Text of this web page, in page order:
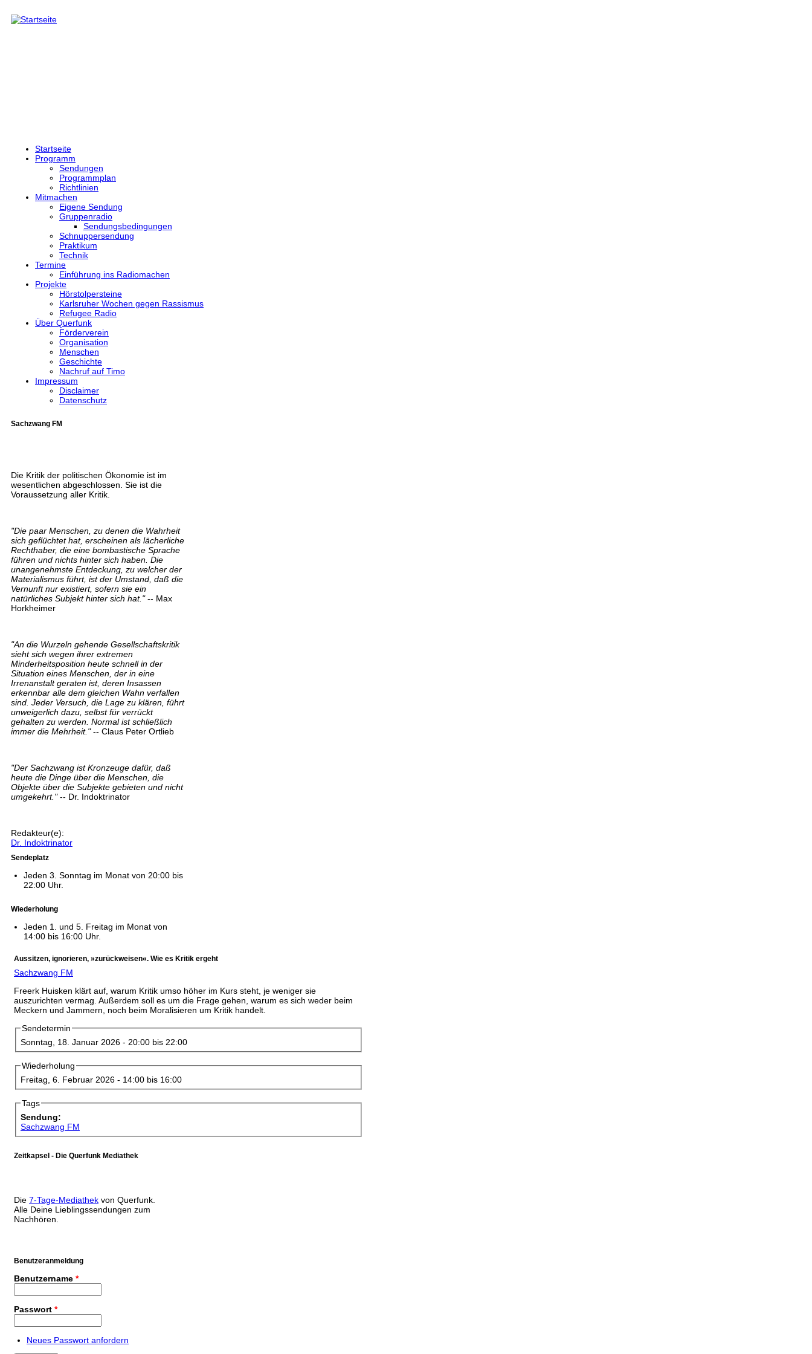
Direkt zum Inhalt
Startseite
Programm
Sendungen
Programmplan
Richtlinien
Mitmachen
Eigene Sendung
Gruppenradio
Sendungsbedingungen
Schnuppersendung
Praktikum
Technik
Termine
Einführung ins Radiomachen
Projekte
Hörstolpersteine
Karlsruher Wochen gegen Rassismus
Refugee Radio
Über Querfunk
Förderverein
Organisation
Menschen
Geschichte
Nachruf auf Timo
Impressum
Disclaimer
Datenschutz
Sachzwang FM
Die Kritik der politischen Ökonomie ist im
wesentlichen abgeschlossen. Sie ist die
Voraussetzung aller Kritik.
"Die paar Menschen, zu denen die Wahrheit
sich geflüchtet hat, erscheinen als lächerliche
Rechthaber, die eine bombastische Sprache
führen und nichts hinter sich haben. Die
unangenehmste Entdeckung, zu welcher der
Materialismus führt, ist der Umstand, daß die
Vernunft nur existiert, sofern sie ein
natürliches Subjekt hinter sich hat."-- Max
Horkheimer
"An die Wurzeln gehende Gesellschaftskritik
sieht sich wegen ihrer extremen
Minderheitsposition heute schnell in der
Situation eines Menschen, der in eine
Irrenanstalt geraten ist, deren Insassen
erkennbar alle dem gleichen Wahn verfallen
sind. Jeder Versuch, die Lage zu klären, führt
unweigerlich dazu, selbst für verrückt
gehalten zu werden. Normal ist schließlich
immer die Mehrheit."-- Claus Peter Ortlieb
"Der Sachzwang ist Kronzeuge dafür, daß
heute die Dinge über die Menschen, die
Objekte über die Subjekte gebieten und nicht
umgekehrt."-- Dr. Indoktrinator
Redakteur(e):
Dr. Indoktrinator
Sendeplatz
Jeden 3. Sonntag im Monat von 20:00 bis
22:00 Uhr.
Wiederholung
Jeden 1. und 5. Freitag im Monat von
14:00 bis 16:00 Uhr.
Aussitzen, ignorieren, »zurückweisen«. Wie es Kritik ergeht
Sachzwang FM
Freerk Huisken klärt auf, warum Kritik umso höher im Kurs steht, je weniger sie
auszurichten vermag. Außerdem soll es um die Frage gehen, warum es sich weder beim
Meckern und Jammern, noch beim Moralisieren um Kritik handelt.
Sendetermin
Sonntag, 18. Januar 2026 - 20:00 bis 22:00
Wiederholung
Freitag, 6. Februar 2026 - 14:00 bis 16:00
Tags
Sendung:
Sachzwang FM
Zeitkapsel - Die Querfunk Mediathek
Die 7-Tage-Mediathek von Querfunk.
Alle Deine Lieblingssendungen zum
Nachhören.
Benutzeranmeldung
Benutzername *
Passwort *
Neues Passwort anfordern